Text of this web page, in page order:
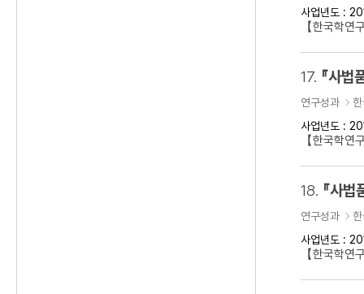
사업년도 :
【한국학
17. 『사
연구성과
사업년도 :
【한국학
18. 『사
연구성과
사업년도 :
【한국학